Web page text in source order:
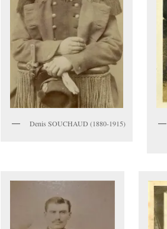
Denis SOUCHAUD (1880-1915)